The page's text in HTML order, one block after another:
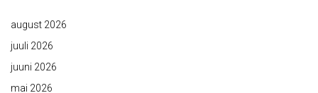
august 2026
juuli 2026
juuni 2026
mai 2026